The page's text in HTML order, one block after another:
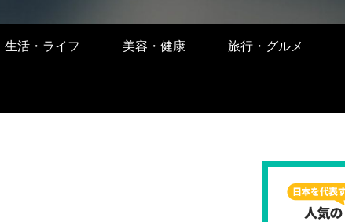
生活・ライフ 美容・健康 旅行・グルメ